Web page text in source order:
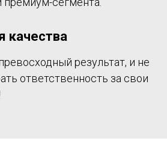
качества
результат, и не
ответственность за свои